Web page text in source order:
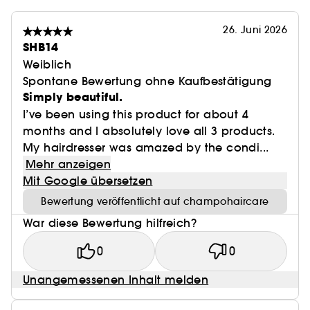
Hergestellt im Vereinigten Königreich
Formuliert mit Inhaltsstoffen natürlichen
Ursprungs, vegan und frei von SLS und Silikonen
Sanft genug für die tägliche Anwendung
Verpackung zu 100 % recycelbar
26. Juni 2026
SHB14
Weiblich
Spontane Bewertung ohne Kaufbestätigung
Simply beautiful.
I’ve been using this product for about 4
months and I absolutely love all 3 products.
My hairdresser was amazed by the condi...
Mehr anzeigen
Mit Google übersetzen
Bewertung veröffentlicht auf champohaircare
War diese Bewertung hilfreich?
0 0
Unangemessenen Inhalt melden